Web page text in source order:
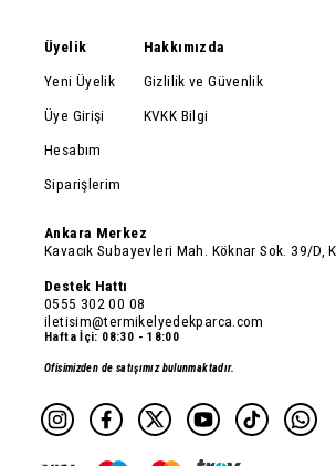
Üyelik
Yeni Üyelik
Üye Girişi
Hesabım
Siparişlerim
Hakkımızda
Gizlilik ve Güvenlik
KVKK Bilgi
Ankara Merkez
Kavacık Subayevleri Mah. Köknar Sok. 39/D,
Destek Hattı
0555 302 00 08
iletisim@termikelyedekparca.com
Hafta İçi: 08:30 - 18:00
Ofisimizden de satışımız bulunmaktadır.